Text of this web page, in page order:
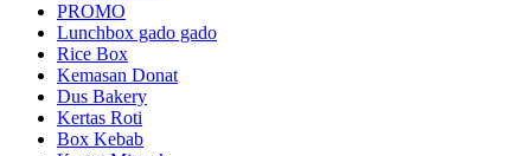
PROMO
Lunchbox gado gado
Rice Box
Kemasan Donat
Dus Bakery
Kertas Roti
Box Kebab